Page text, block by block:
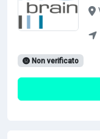
Non verificato